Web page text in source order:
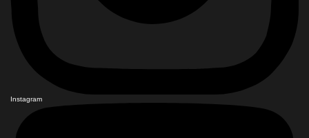
Instagram